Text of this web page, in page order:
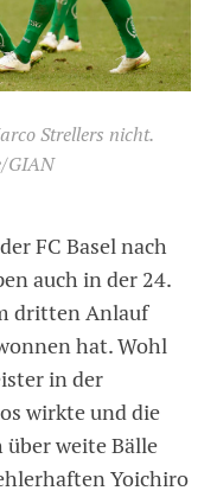
Strellers nicht.
GIAN
FC Basel nach
auch in der 24.
dritten Anlauf
hat. Wohl
in der
wirkte und die
weite Bälle
Yoichiro